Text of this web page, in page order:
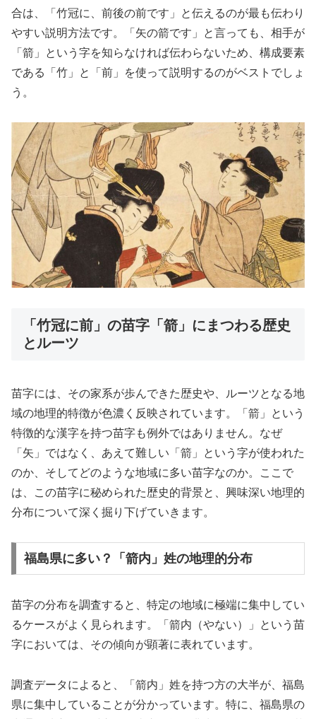
合は、「竹冠に、前後の前です」と伝えるのが最も伝わり
やすい説明方法です。「矢の箭です」と言っても、相手が
「箭」という字を知らなければ伝わらないため、構成要素
である「竹」と「前」を使って説明するのがベストでしょ
う。
「竹冠に前」の苗字「箭」にまつわる歴史
とルーツ
苗字には、その家系が歩んできた歴史や、ルーツとなる地
域の地理的特徴が色濃く反映されています。「箭」という
特徴的な漢字を持つ苗字も例外ではありません。なぜ
「矢」ではなく、あえて難しい「箭」という字が使われた
のか、そしてどのような地域に多い苗字なのか。ここで
は、この苗字に秘められた歴史的背景と、興味深い地理的
分布について深く掘り下げていきます。
福島県に多い？「箭内」姓の地理的分布
苗字の分布を調査すると、特定の地域に極端に集中してい
るケースがよく見られます。「箭内（やない）」という苗
字においては、その傾向が顕著に表れています。
調査データによると、「箭内」姓を持つ方の大半が、福島
県に集中していることが分かっています。特に、福島県の